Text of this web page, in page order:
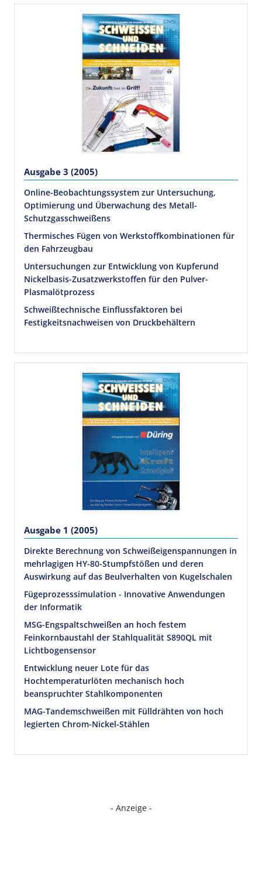
Ausgabe 3 (2005)
Online-Beobachtungssystem zur Untersuchung,
Optimierung und Überwachung des Metall-
Schutzgasschweißens
Thermisches Fügen von Werkstoffkombinationen für
den Fahrzeugbau
Untersuchungen zur Entwicklung von Kupferund
Nickelbasis-Zusatzwerkstoffen für den Pulver-
Plasmalötprozess
Schweißtechnische Einflussfaktoren bei
Festigkeitsnachweisen von Druckbehältern
Ausgabe 1 (2005)
Direkte Berechnung von Schweißeigenspannungen in
mehrlagigen HY-80-Stumpfstößen und deren
Auswirkung auf das Beulverhalten von Kugelschalen
Fügeprozesssimulation - Innovative Anwendungen
der Informatik
MSG-Engspaltschweißen an hoch festem
Feinkornbaustahl der Stahlqualität S890QL mit
Lichtbogensensor
Entwicklung neuer Lote für das
Hochtemperaturlöten mechanisch hoch
beanspruchter Stahlkomponenten
MAG-Tandemschweißen mit Fülldrähten von hoch
legierten Chrom-Nickel-Stählen
- Anzeige -